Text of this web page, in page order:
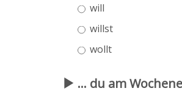
will
willst
wollt
... du am